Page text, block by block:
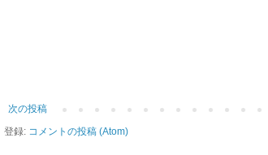
次の投稿
登録: コメントの投稿 (Atom)